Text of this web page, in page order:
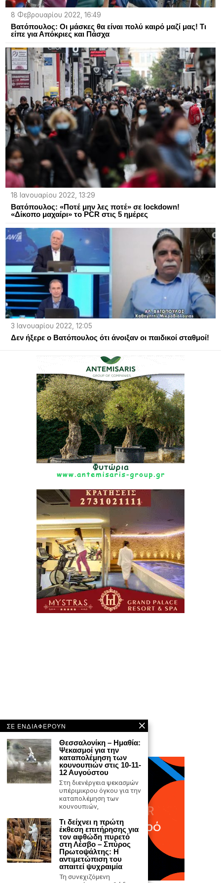
8 Φεβρουαρίου 2022, 16:49
Βατόπουλος: Οι μάσκες θα είναι πολύ καιρό μαζί μας! Τι
είπε για Απόκριες και Πάσχα
18 Ιανουαρίου 2022, 13:29
Βατόπουλος: «Ποτέ μην λες ποτέ» σε lockdown!
«Δίκοπο μαχαίρι» το PCR στις 5 ημέρες
3 Ιανουαρίου 2022, 12:05
Δεν ήξερε ο Βατόπουλος ότι άνοιξαν οι παιδικοί σταθμοί!
ΣΕ ΕΝΔΙΑΦΕΡΟΥΝ
Θεσσαλονίκη – Ημαθία:
Ψεκασμοί για την
καταπολέμηση των
κουνουπιών στις 10-11-
12 Αυγούστου
Στη διενέργεια ψεκασμών
υπέριμικρου όγκου για την
καταπολέμηση των
κουνουπιών,
Τι δείχνει η πρώτη
έκθεση επιτήρησης για
τον αφθώδη πυρετό
στη Λέσβο – Σπύρος
Πρωτοψάλτης: Η
αντιμετώπιση του
απαιτεί ψυχραιμία
Τη συνεχιζόμενη